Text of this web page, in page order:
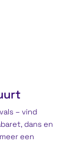
– vind
dans en
een